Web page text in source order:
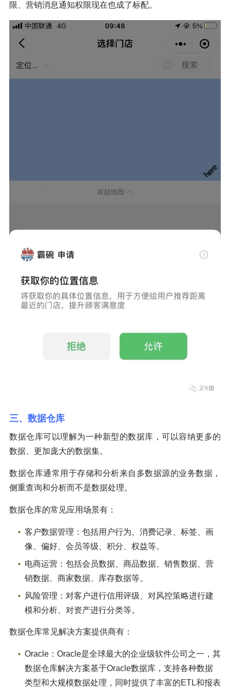
限、营销消息通知权限现在也成了标配。
三、数据仓库
数据仓库可以理解为一种新型的数据库，可以容纳更多的
数据、更加庞大的数据集。
数据仓库通常用于存储和分析来自多数据源的业务数据，
侧重查询和分析而不是数据处理。
数据仓库的常见应用场景有：
客户数据管理：包括用户行为、消费记录、标签、画
像、偏好、会员等级、积分、权益等。
电商运营：包括会员数据、商品数据、销售数据、营
销数据、商家数据、库存数据等。
风险管理：对客户进行信用评级、对风控策略进行建
模和分析、对资产进行分类等。
数据仓库常见解决方案提供商有：
Oracle：Oracle是全球最大的企业级软件公司之一，其
数据仓库解决方案基于Oracle数据库，支持各种数据
类型和大规模数据处理，同时提供了丰富的ETL和报表